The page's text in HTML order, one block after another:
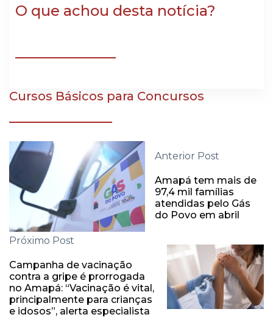
O que achou desta notícia?
Cursos Básicos para Concursos
Anterior Post
Amapá tem mais de
97,4 mil famílias
atendidas pelo Gás
do Povo em abril
Próximo Post
Campanha de vacinação
contra a gripe é prorrogada
no Amapá: “Vacinação é vital,
principalmente para crianças
e idosos”, alerta especialista